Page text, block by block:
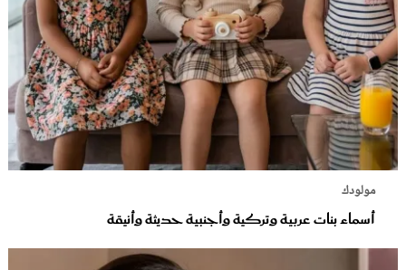
مولودك
أسماء بنات عربية وتركية وأجنبية حديثة وأنيقة